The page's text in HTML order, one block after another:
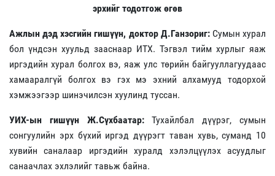
эрхийг тодотгож өгөв
Ажлын дэд хэсгийн гишүүн, доктор Д.Ганзориг:Сумын хурал
бол үндсэн хуульд зааснаар ИТХ. Тэгвэл тийм хурлыг яаж
иргэдийн хурал болгох вэ, яаж улс төрийн байгууллагуудаас
хамааралгүй болгох вэ гэх мэ эхний алхамууд тодорхой
хэмжээгээр шинэчилсэн хуулинд туссан.
УИХ-ын гишүүн Ж.Сүхбаатар:Тухайлбал дүүрэг, сумын
сонгуулийн эрх бүхий иргэд дүүрэгт таван хувь, суманд 10
хувийн саналаар иргэдийн хуралд хэлэлцүүлэх асуудлыг
санаачлах эхлэлийг тавьж байна.